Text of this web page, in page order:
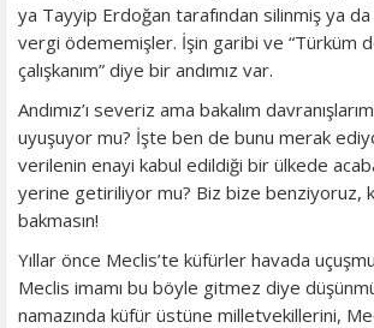
ya Tayyip Erdoğan tarafından silinmiş ya
vergi ödememişler. İşin garibi ve “Türküm
çalışkanım” diye bir andımız var.
Andımız’ı severiz ama bakalım
uyuşuyor mu? İşte ben de bunu merak
verilenin enayi kabul edildiği bir ülkede
yerine getiriliyor mu? Biz bize benziyoruz,
bakmasın!
Yıllar önce Meclis’te küfürler havada
Meclis imamı bu böyle gitmez diye
namazında küfür üstüne milletvekillerini,